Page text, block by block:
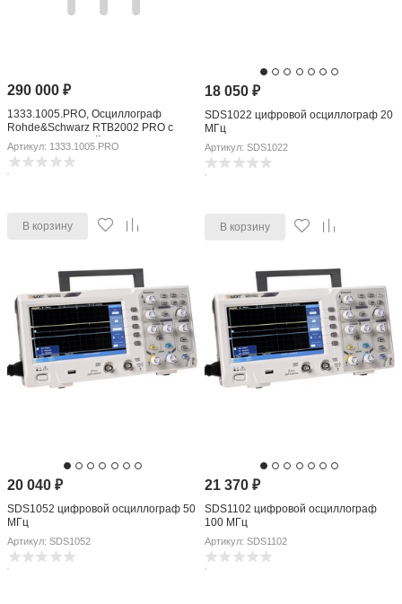
290 000₽
1333.1005.PRO, Осциллограф
Rohde&Schwarz RTB2002 PRO с
комплектом опций RTB-PK1
Артикул: 1333.1005.PRO
В корзину
18 050 ₽
SDS1022 цифровой осциллограф 20
МГц
Артикул: SDS1022
В корзину
20 040₽
SDS1052 цифровой осциллограф 50
МГц
Артикул: SDS1052
21 370 ₽
SDS1102 цифровой осциллограф
100 МГц
Артикул: SDS1102